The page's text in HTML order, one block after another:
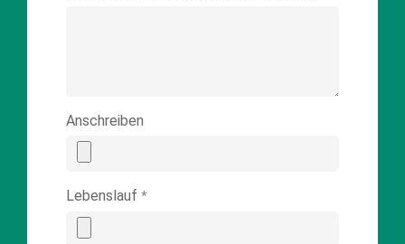
Anschreiben
Lebenslauf *